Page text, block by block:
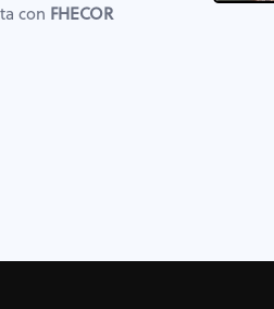
con FHECOR